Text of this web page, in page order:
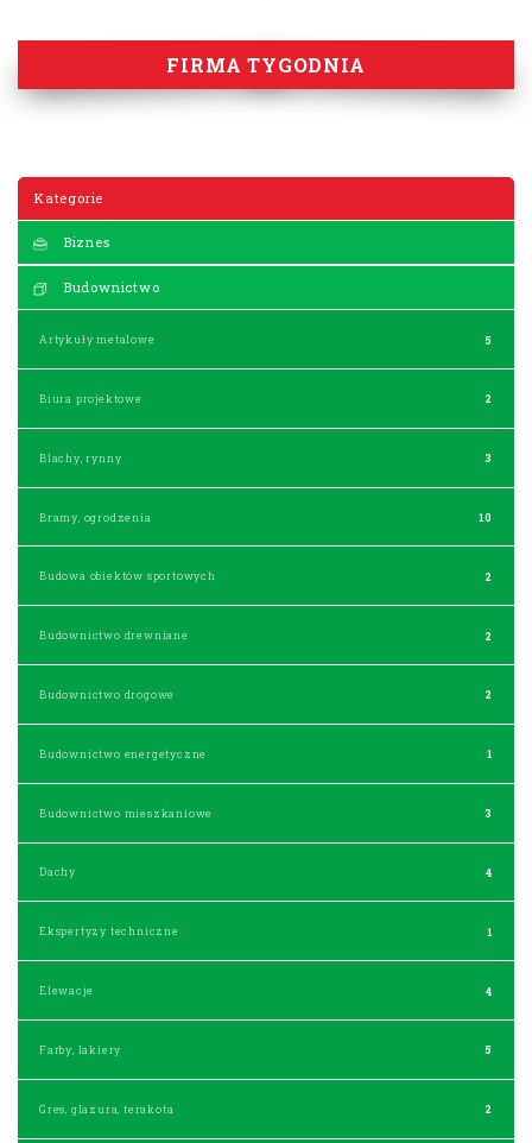
FIRMA TYGODNIA
Kategorie
Biznes
Budownictwo
Artykuły metalowe 5
Biura projektowe 2
Blachy, rynny 3
Bramy, ogrodzenia 10
Budowa obiektów sportowych 2
Budownictwo drewniane 2
Budownictwo drogowe 2
Budownictwo energetyczne 1
Budownictwo mieszkaniowe 3
Dachy 4
Ekspertyzy techniczne 1
Elewacje 4
Farby, lakiery 5
Gres, glazura, terakota 2